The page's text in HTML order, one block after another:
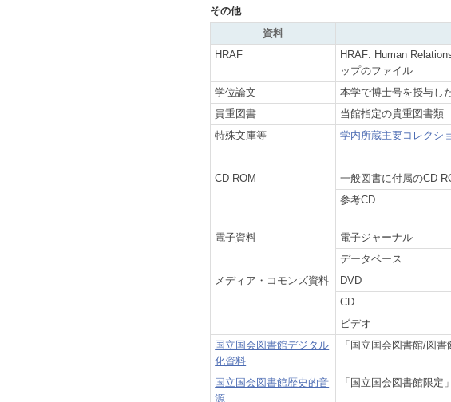
その他
資料
HRAF
HRAF: Human
ップのファイル
学位論文 本学で博士号を授与し
貴重図書
当館指定の貴重図書類
特殊文庫等
学内所蔵主要コレクシ
CD-ROM
一般図書に付属のCD-
参考CD
電子資料
電子ジャーナル
データベース
メディア・コモンズ資料
DVD
CD
ビデオ
国立国会図書館デジタル
化資料
「国立国会図書館/図
国立国会図書館歴史的音
源
「国立国会図書館限定